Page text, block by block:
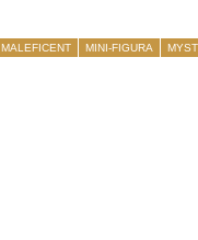
MALEFICENT MINI-FIGURA